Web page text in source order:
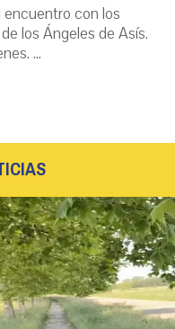
con los
los Ángeles de Asís.
...